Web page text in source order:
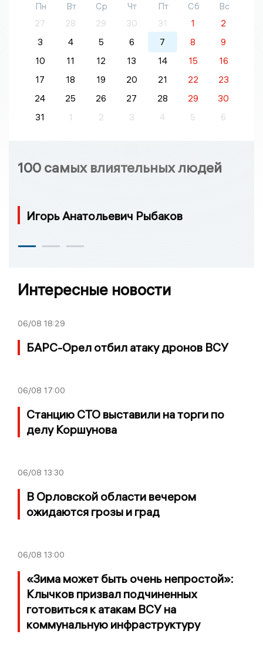
Пн Вт Ср Чт Пт Сб
Вс
27
28 29 30 31 1
2
3
4 5 6 7 8
9
10
11 12 13 14 15
16
17
18 19 20 21 22
23
24
25 26 27 28 29
30
31
1 2 3 4 5 6
100 самых влиятельных людей
Игорь Анатольевич Рыбаков
Интересные новости
06/08 18:29
БАРС-Орел отбил атаку дронов ВСУ
06/08 17:00
Станцию СТО выставили на торги по
делу Коршунова
06/08 13:30
В Орловской области вечером
ожидаются грозы и град
06/08 13:00
«Зима может быть очень непростой»:
Клычков призвал подчиненных
готовиться к атакам ВСУ на
коммунальную инфраструктуру